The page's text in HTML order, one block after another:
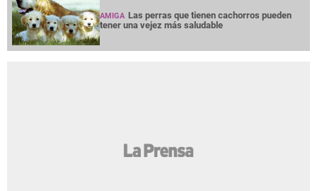
AMIGA Las perras que tienen cachorros pueden
tener una vejez más saludable